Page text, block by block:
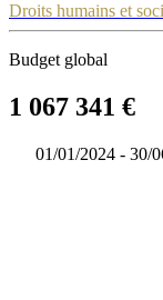
Droits humains et
Budget global
1 067 341 €
01/01/2024 - 30/